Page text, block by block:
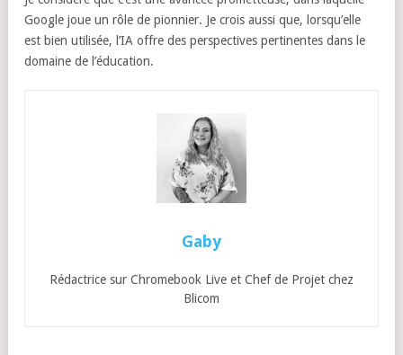
Google joue un rôle de pionnier. Je crois aussi que, lorsqu’elle
est bien utilisée, l’IA offre des perspectives pertinentes dans le
domaine de l’éducation.
Gaby
Rédactrice sur Chromebook Live et Chef de Projet chez
Blicom